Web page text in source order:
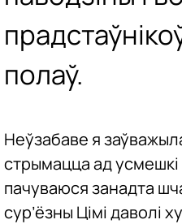
полаў.
Неўзабаве я
стрымацца ад усмешкі
пачуваюся занадта
сур’ёзны Цімі даволі